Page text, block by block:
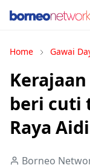
Home Gawai
beri cuti
Raya
Borneo